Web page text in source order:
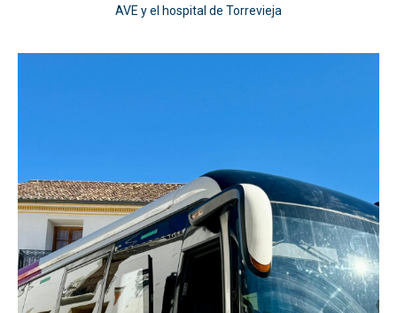
AVE y el hospital de Torrevieja